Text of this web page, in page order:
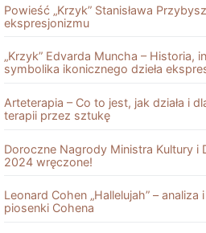
Powieść „Krzyk” Stanisława
ekspresjonizmu
„Krzyk” Edvarda Muncha – Historia,
symbolika ikonicznego dzieła
Arteterapia – Co to jest, jak działa i
terapii przez sztukę
Doroczne Nagrody Ministra Kultury
2024 wręczone!
Leonard Cohen „Hallelujah” –
piosenki Cohena